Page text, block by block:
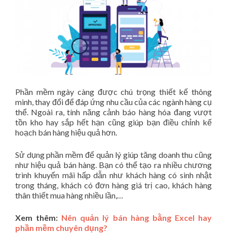
Phần mềm ngày càng được chú trọng thiết kế thông
minh, thay đổi để đáp ứng nhu cầu của các ngành hàng cụ
thể. Ngoài ra, tính năng cảnh báo hàng hóa đang vượt
tồn kho hay sắp hết hạn cũng giúp bạn điều chỉnh kế
hoạch bán hàng hiệu quả hơn.
Sử dụng phần mềm để quản lý giúp tăng doanh thu cũng
như hiệu quả bán hàng. Bạn có thể tạo ra nhiều chương
trình khuyến mãi hấp dẫn như khách hàng có sinh nhật
trong tháng, khách có đơn hàng giá trị cao, khách hàng
thân thiết mua hàng nhiều lần,…
Xem thêm: Nên quản lý bán hàng bằng Excel hay
phần mềm chuyên dụng?